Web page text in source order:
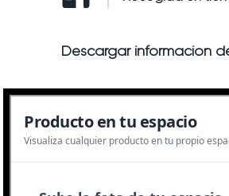
Descargar información